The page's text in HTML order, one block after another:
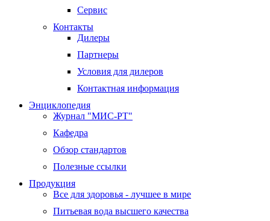
Сервис
Контакты
Дилеры
Партнеры
Условия для дилеров
Контактная информация
Энциклопедия
Журнал "МИС-РТ"
Кафедра
Обзор стандартов
Полезные ссылки
Продукция
Все для здоровья - лучшее в мире
Питьевая вода высшего качества